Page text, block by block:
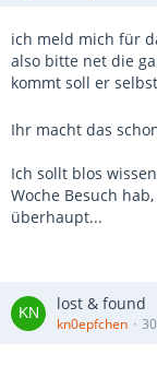
ich meld mich für
also bitte net die
kommt soll er
Ihr macht das
Ich sollt blos
Woche Besuch
überhaupt...
lost & found
kn0epfchen